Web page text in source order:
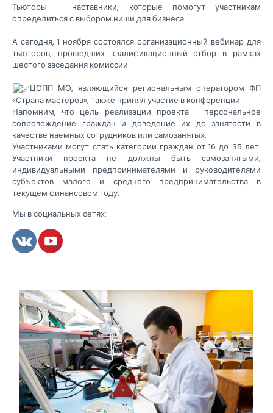
Тьюторы – наставники, которые помогут участникам
определиться с выбором ниши для бизнеса.
А сегодня, 1 ноября состоялся организационный вебинар для
тьюторов, прошедших квалификационный отбор в рамках
шестого заседания комиссии.
ЦОПП МО, являющийся региональным оператором ФП
«Страна мастеров», также принял участие в конференции.
Напомним, что цель реализации проекта - персональное
сопровождение граждан и доведение их до занятости в
качестве наемных сотрудников или самозанятых.
Участниками могут стать категории граждан от 16 до 35 лет.
Участники проекта не должны быть самозанятыми,
индивидуальными предпринимателями и руководителями
субъектов малого и среднего предпринимательства в
текущем финансовом году.
Мы в социальных сетях: